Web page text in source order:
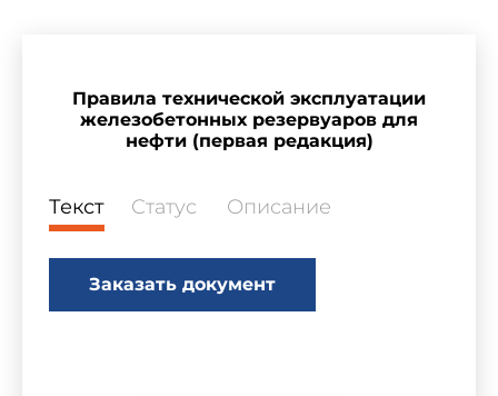
Правила технической эксплуатации
железобетонных резервуаров для
нефти (первая редакция)
Текст Статус Описание
Заказать документ